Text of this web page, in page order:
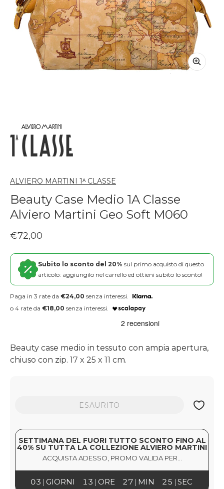
ALVIERO MARTINI 1ᴬ CLASSE
Beauty Case Medio 1A Classe
Alviero Martini Geo Soft M060
Prezzo regolare
€72,00
Subito lo sconto del 20% sul primo acquisto di questo
articolo: aggiungilo nel carrello ed ottieni subito lo sconto!
Paga in 3 rate da €24,00 senza interessi.
o 4 rate da €18,00 senza interessi.
Beauty case medio in tessuto con ampia apertura,
chiuso con zip. 17 x 25 x 11 cm.
ESAURITO
SETTIMANA DEL FUORI TUTTO SCONTO FINO AL
40% SU TUTTA LA COLLEZIONE ALVIERO MARTINI
ACQUISTA ADESSO, PROMO VALIDA PER...
03 13 27 25
GIORNI ORE MIN SEC